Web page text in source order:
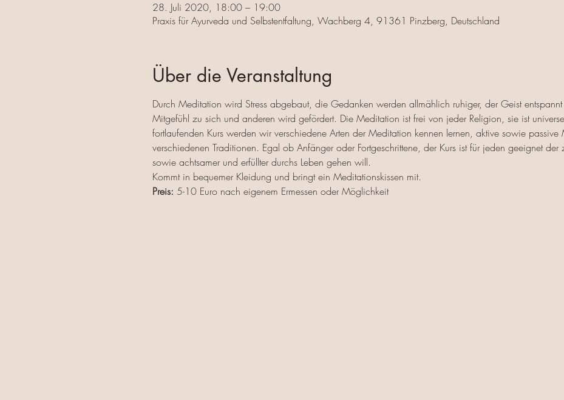
28. Juli 2020, 18:00 – 19:00
Praxis für Ayurveda und Selbstentfaltung, Wachberg 4, 91361 Pinzberg, Deutschland
Über die Veranstaltung
Durch Meditation wird Stress abgebaut, die Gedanken werden allmählich ruhiger, der Geist
Mitgefühl zu sich und anderen wird gefördert. Die Meditation ist frei von jeder Religion, sie ist
fortlaufenden Kurs werden wir verschiedene Arten der Meditation kennen lernen, aktive sowie passive
verschiedenen Traditionen. Egal ob Anfänger oder Fortgeschrittene, der Kurs ist für jeden geeignet der
sowie achtsamer und erfüllter durchs Leben gehen will.
Kommt in bequemer Kleidung und bringt ein Meditationskissen mit.
Preis: 5-10 Euro nach eigenem Ermessen oder Möglichkeit